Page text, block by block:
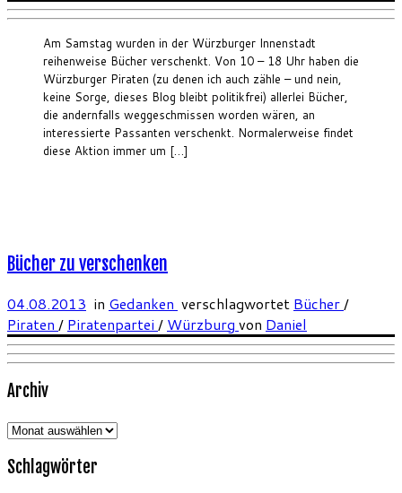
Am Samstag wurden in der Würzburger Innenstadt
reihenweise Bücher verschenkt. Von 10 – 18 Uhr haben die
Würzburger Piraten (zu denen ich auch zähle – und nein,
keine Sorge, dieses Blog bleibt politikfrei) allerlei Bücher,
die andernfalls weggeschmissen worden wären, an
interessierte Passanten verschenkt. Normalerweise findet
diese Aktion immer um […]
Bücher zu verschenken
04.08.2013 in Gedanken verschlagwortet Bücher/
Piraten / Piratenpartei / Würzburg von Daniel
Archiv
Archiv
Schlagwörter